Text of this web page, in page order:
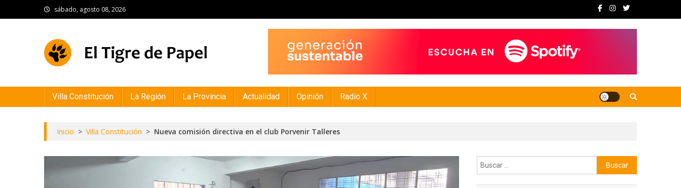
to
sábado, agosto 08, 2026
Villa Constitución La Región La Provincia Actualidad Opinión Radio X
Inicio > Villa Constitución > Nueva comisión directiva en el club Porvenir Talleres
Buscar: